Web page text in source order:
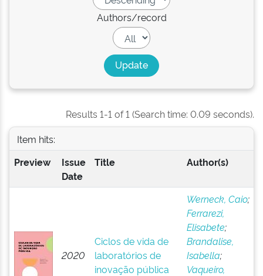
Authors/record
Results 1-1 of 1 (Search time: 0.09 seconds).
Item hits:
Preview
Issue
Date
Title Author(s)
2020
Ciclos de vida de
laboratórios de
inovação pública
Werneck, Caio;
Ferrarezi,
Elisabete;
Brandalise,
Isabella;
Vaqueiro,